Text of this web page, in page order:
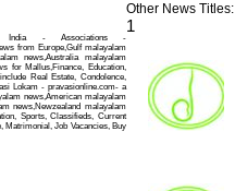
India - Associations -
from Europe,Gulf malayalam
news,Australia malayalam
for Mallus,Finance, Education,
Real Estate, Condolence,
Lokam - pravasionline.com- a
news,American malayalam
news,Newzealand malayalam
Sports, Classifieds, Current
Matrimonial, Job Vacancies, Buy
Other News Titles:
1